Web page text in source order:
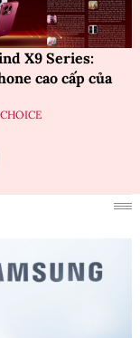
X9 Series:
cao cấp của